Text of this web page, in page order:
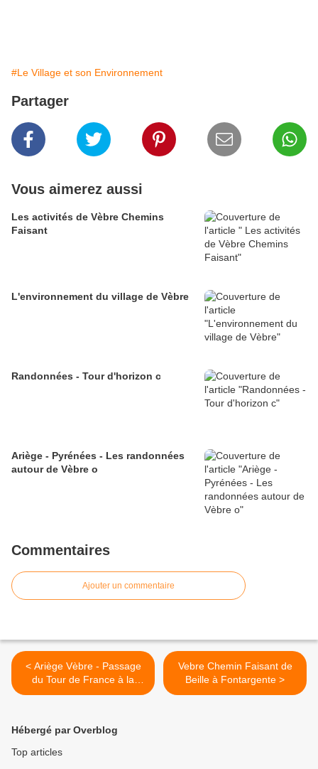
#Le Village et son Environnement
Partager
Vous aimerez aussi
Les activités de Vèbre Chemins
Faisant
L'environnement du village de Vèbre
Randonnées - Tour d'horizon c
Ariège - Pyrénées - Les randonnées
autour de Vèbre o
Commentaires
Ajouter un commentaire
< Ariège Vèbre - Passage
du Tour de France à la
Remise
Vebre Chemin Faisant de
Beille à Fontargente >
Hébergé par Overblog
Top articles